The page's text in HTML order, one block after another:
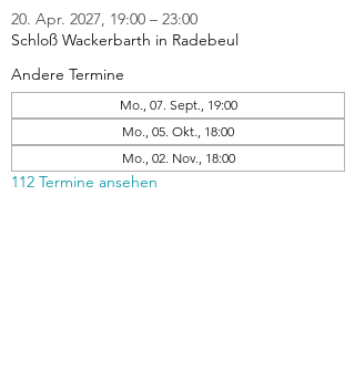
20. Apr. 2027, 19:00 – 23:00
Schloß Wackerbarth in Radebeul
Andere Termine
Mo., 07. Sept., 19:00
Mo., 05. Okt., 18:00
Mo., 02. Nov., 18:00
112 Termine ansehen